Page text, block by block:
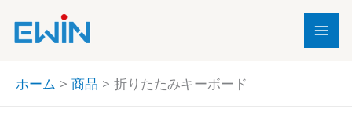
ホーム 商品 折りたたみキーボード